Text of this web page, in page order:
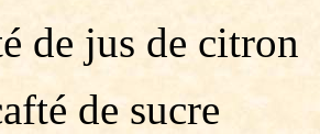
de jus de citron
de sucre